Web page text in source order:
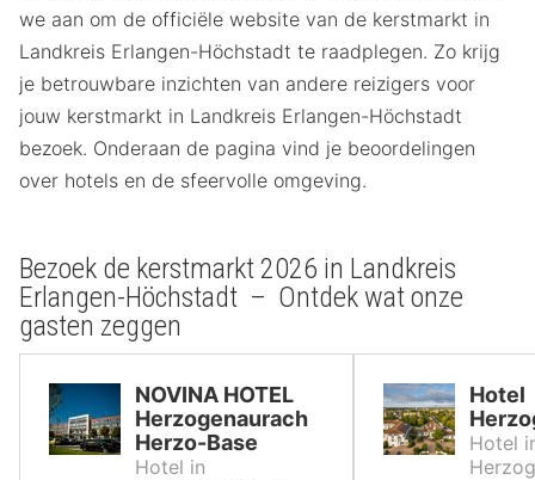
we aan om de officiële website van de kerstmarkt in
Landkreis Erlangen-Höchstadt te raadplegen. Zo krijg
je betrouwbare inzichten van andere reizigers voor
jouw kerstmarkt in Landkreis Erlangen-Höchstadt
bezoek. Onderaan de pagina vind je beoordelingen
over hotels en de sfeervolle omgeving.
Bezoek de kerstmarkt 2026 in Landkreis
Erlangen-Höchstadt – Ontdek wat onze
gasten zeggen
NOVINA HOTEL
Herzogenaurach
Herzo-Base
Hotel in
Hotel
Hotel